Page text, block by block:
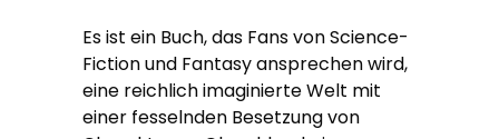
Es ist ein Buch, das Fans von Science-
Fiction und Fantasy ansprechen wird,
eine reichlich imaginierte Welt mit
einer fesselnden Besetzung von